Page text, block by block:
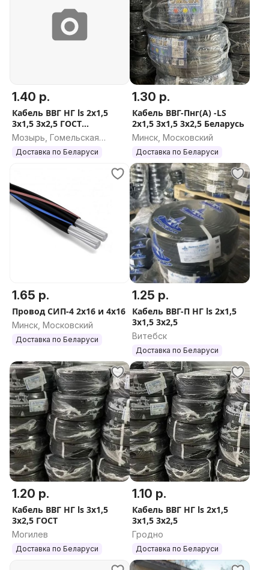
1.40 р.
Кабель ВВГ НГ ls 2x1,5
3x1,5 3х2,5 ГОСТ
СЕРТИФИКАТ
Мозырь, Гомельская
область
Доставка по Беларуси
1.30 р.
Кабель ВВГ-Пнг(А) -LS
2х1,5 3х1,5 3х2,5 Беларусь
Минск, Московский
Доставка по Беларуси
1.65 р.
Провод СИП-4 2х16 и 4х16
Минск, Московский
Доставка по Беларуси
1.25 р.
Кабель ВВГ-П НГ ls 2x1,5
3x1,5 3х2,5
Витебск
Доставка по Беларуси
1.20 р.
Кабель ВВГ НГ ls 3x1,5
3х2,5 ГОСТ
Могилев
Доставка по Беларуси
1.10 р.
Кабель ВВГ НГ ls 2x1,5
3x1,5 3х2,5
Гродно
Доставка по Беларуси